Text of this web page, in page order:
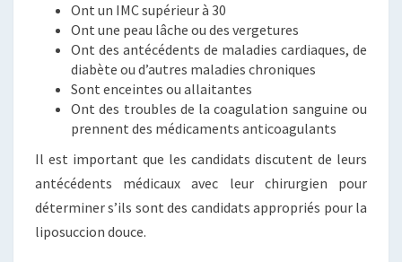
Ont un IMC supérieur à 30
Ont une peau lâche ou des vergetures
Ont des antécédents de maladies cardiaques, de
diabète ou d’autres maladies chroniques
Sont enceintes ou allaitantes
Ont des troubles de la coagulation sanguine ou
prennent des médicaments anticoagulants
Il est important que les candidats discutent de leurs
antécédents médicaux avec leur chirurgien pour
déterminer s’ils sont des candidats appropriés pour la
liposuccion douce.